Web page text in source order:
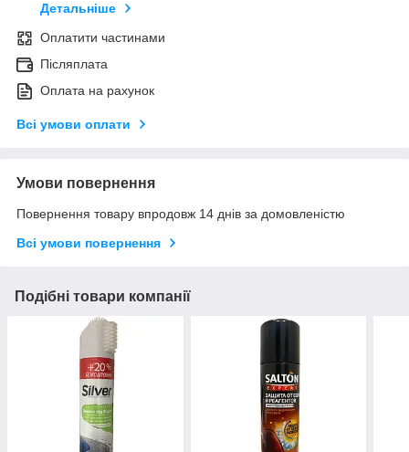
Детальніше
Оплатити частинами
Післяплата
Оплата на рахунок
Всі умови оплати
Умови повернення
Повернення товару впродовж 14 днів за домовленістю
Всі умови повернення
Подібні товари компанії